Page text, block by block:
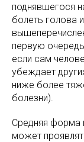
поднявшегося
болеть голова
первую
если сам
убеждает
ниже более
болезни).
Средняя форма
может